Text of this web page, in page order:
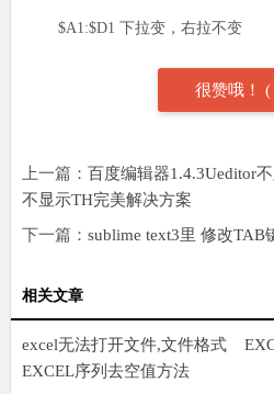
$A1:$D1 下拉变，右拉不变
很赞哦！ (
上一篇： 百度编辑器1.4.3Ueditor
不显示TH完美解决方案
下一篇： sublime text3里 修改
相关文章
excel无法打开文件,文件格式
或文件扩展名无效,请确定文
EXCEL序列去空值方法